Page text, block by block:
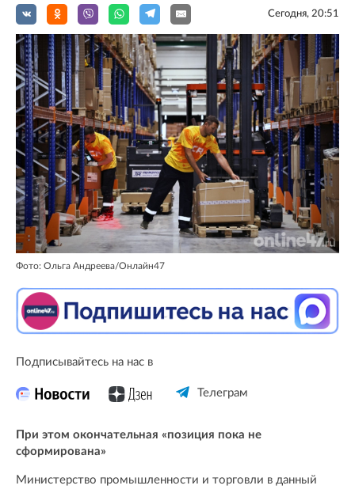
Сегодня, 20:51
Фото: Ольга Андреева/Онлайн47
Подписывайтесь на нас в
Телеграм
При этом окончательная «позиция пока не
сформирована»
Министерство промышленности и торговли в данный